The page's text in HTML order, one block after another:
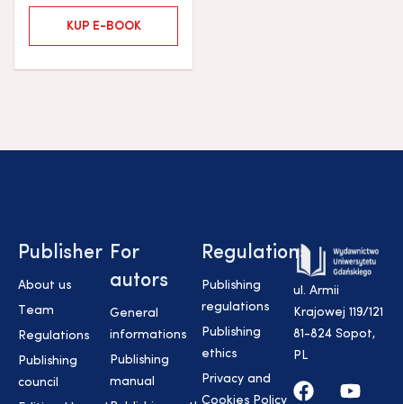
KUP E-BOOK
Publisher
About us
Team
Regulations
Publishing
council
For
autors
General
informations
Publishing
manual
Regulations
Publishing
regulations
Publishing
ethics
Privacy and
Cookies Policy
ul. Armii
Krajowej 119/121
81-824 Sopot,
PL